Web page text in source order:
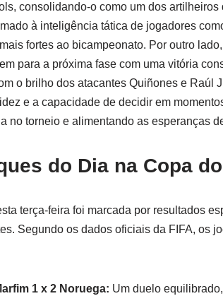
consolidando-o como um dos artilheiros
à inteligência tática de jogadores
fortes ao bicampeonato. Por outro
para a próxima fase com uma vitória
o brilho dos atacantes Quiñones e Raúl
e a capacidade de decidir em
no torneio e alimentando as esperanças
do Dia na Copa
terça-feira foi marcada por resultados
Segundo os dados oficiais da FIFA, os
1 x 2 Noruega: Um duelo